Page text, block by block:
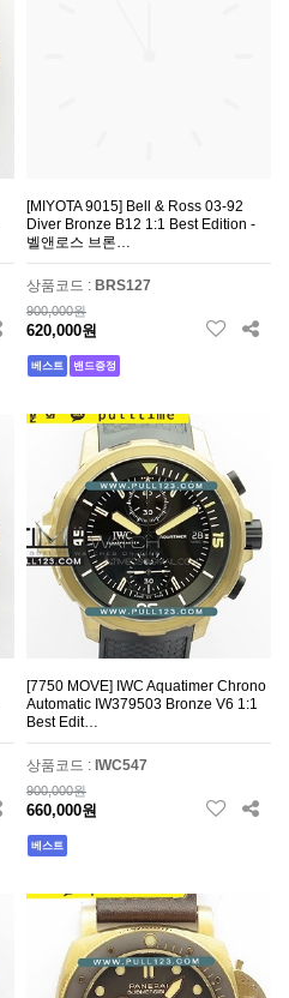
[MIYOTA 9015] Bell & Ross 03-92
Diver Bronze B12 1:1 Best Edition -
벨앤로스 브론…
상품코드 : BRS127
900,000원
620,000원
베스트 밴드증정
[7750 MOVE] IWC Aquatimer Chrono
Automatic IW379503 Bronze V6 1:1
Best Edit…
상품코드 : IWC547
900,000원
660,000원
베스트